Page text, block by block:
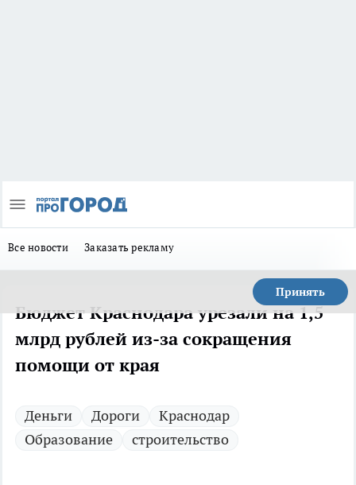
Все новости Заказать рекламу
Принять
Бюджет Краснодара урезали на 1,5
млрд рублей из-за сокращения
помощи от края
Деньги Дороги
Краснодар
Образование
строительство